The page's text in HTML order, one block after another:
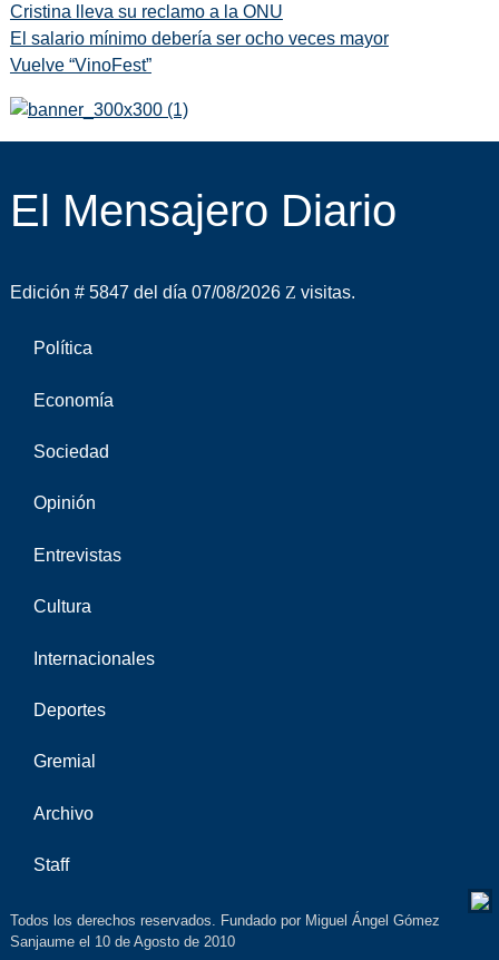
Cristina lleva su reclamo a la ONU
El salario mínimo debería ser ocho veces mayor
Vuelve “VinoFest”
El Mensajero Diario
Edición # 5847 del día 07/08/2026 visitas.
Política
Economía
Sociedad
Opinión
Entrevistas
Cultura
Internacionales
Deportes
Gremial
Archivo
Staff
Todos los derechos reservados. Fundado por Miguel Ángel Gómez
Sanjaume el 10 de Agosto de 2010